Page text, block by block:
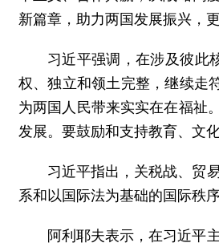
新篇章，助力两国发展振兴，
习近平强调，在涉及彼此
权、独立和领土完整，继续走
为两国人民带来实实在在福祉
发展。要鼓励和支持教育、文
习近平指出，关税战、贸
系和以国际法为基础的国际秩
阿利耶夫表示，在习近平